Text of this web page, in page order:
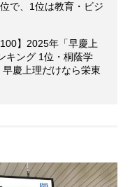
で、1位は教育・ビジ
】2025年「早慶上
キング 1位・桐蔭学
慶上理だけなら栄東